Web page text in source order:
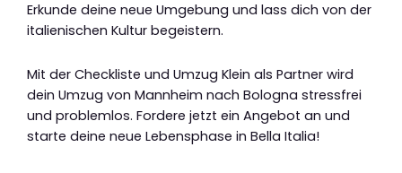
Erkunde deine neue Umgebung und lass dich von der
italienischen Kultur begeistern.
Mit der Checkliste und Umzug Klein als Partner wird
dein Umzug von Mannheim nach Bologna stressfrei
und problemlos. Fordere jetzt ein Angebot an und
starte deine neue Lebensphase in Bella Italia!